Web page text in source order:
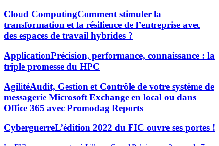
Cloud ComputingComment stimuler la
transformation et la résilience de l’entreprise avec
des espaces de travail hybrides ?
ApplicationPrécision, performance, connaissance : la
triple promesse du HPC
AgilitéAudit, Gestion et Contrôle de votre système de
messagerie Microsoft Exchange en local ou dans
Office 365 avec Promodag Reports
CyberguerreL’édition 2022 du FIC ouvre ses portes !